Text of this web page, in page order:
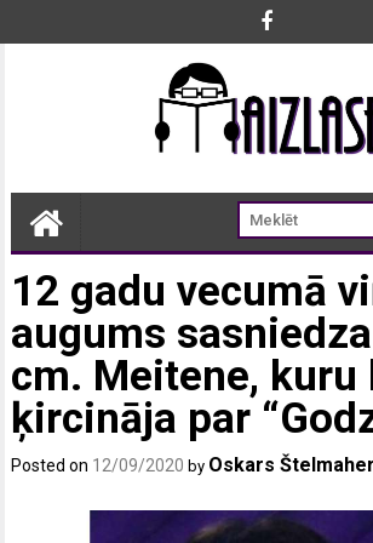
12 gadu vecumā
augums
cm. Meitene, kuru
ķircināja par
Posted on 12/09/2020 by Oskars